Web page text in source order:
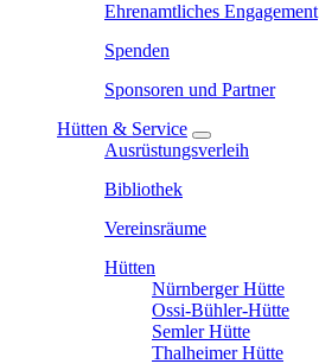
Ehrenamtliches Engagement
Spenden
Sponsoren und Partner
Hütten & Service
Ausrüstungsverleih
Bibliothek
Vereinsräume
Hütten
Nürnberger Hütte
Ossi-Bühler-Hütte
Semler Hütte
Thalheimer Hütte